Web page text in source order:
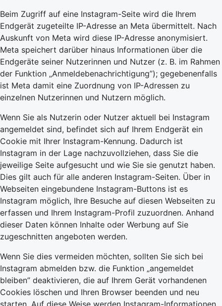
Beim Zugriff auf eine Instagram-Seite wird die Ihrem
Endgerät zugeteilte IP-Adresse an Meta übermittelt. Nach
Auskunft von Meta wird diese IP-Adresse anonymisiert.
Meta speichert darüber hinaus Informationen über die
Endgeräte seiner Nutzerinnen und Nutzer (z. B. im Rahmen
der Funktion „Anmeldebenachrichtigung”); gegebenenfalls
ist Meta damit eine Zuordnung von IP-Adressen zu
einzelnen Nutzerinnen und Nutzern möglich.
Wenn Sie als Nutzerin oder Nutzer aktuell bei Instagram
angemeldet sind, befindet sich auf Ihrem Endgerät ein
Cookie mit Ihrer Instagram-Kennung. Dadurch ist
Instagram in der Lage nachzuvollziehen, dass Sie die
jeweilige Seite aufgesucht und wie Sie sie genutzt haben.
Dies gilt auch für alle anderen Instagram-Seiten. Über in
Webseiten eingebundene Instagram-Buttons ist es
Instagram möglich, Ihre Besuche auf diesen Webseiten zu
erfassen und Ihrem Instagram-Profil zuzuordnen. Anhand
dieser Daten können Inhalte oder Werbung auf Sie
zugeschnitten angeboten werden.
Wenn Sie dies vermeiden möchten, sollten Sie sich bei
Instagram abmelden bzw. die Funktion „angemeldet
bleiben” deaktivieren, die auf Ihrem Gerät vorhandenen
Cookies löschen und Ihren Browser beenden und neu
starten. Auf diese Weise werden Instagram-Informationen,